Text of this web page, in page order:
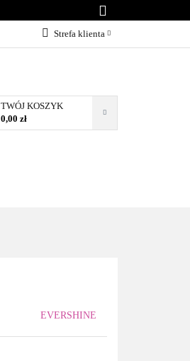
Strefa klienta
Dodaj zgłoszenie
Zgody cookies
TWÓJ KOSZYK
0,00 zł
EVERSHINE